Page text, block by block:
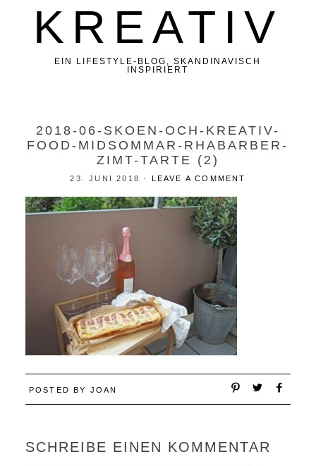
KREATIV
EIN LIFESTYLE-BLOG, SKANDINAVISCH
INSPIRIERT
2018-06-SKOEN-OCH-KREATIV-
FOOD-MIDSOMMAR-RHABARBER-
ZIMT-TARTE (2)
23. JUNI 2018 · LEAVE A COMMENT
POSTED BY JOAN
SCHREIBE EINEN KOMMENTAR